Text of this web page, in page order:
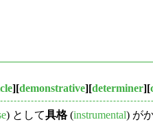
][demonstrative][determiner][
) として具格(instrumental) が